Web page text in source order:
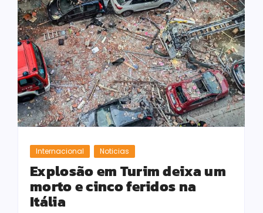
Internacional Noticias
Explosão em Turim deixa um
morto e cinco feridos na
Itália